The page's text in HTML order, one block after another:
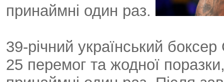
принаймні один раз.
39-річний український
25 перемог та жодної